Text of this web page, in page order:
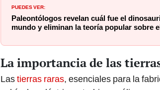
PUEDES VER:
Paleontólogos revelan cuál fue el
mundo y eliminan la teoría popular sobre
La importancia de las
Lastierras raras, esenciales para la